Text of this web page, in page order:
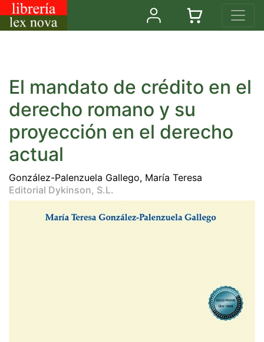
El mandato de crédito en el
derecho romano y su
proyección en el derecho
actual
González-Palenzuela Gallego, María Teresa
Editorial Dykinson, S.L.